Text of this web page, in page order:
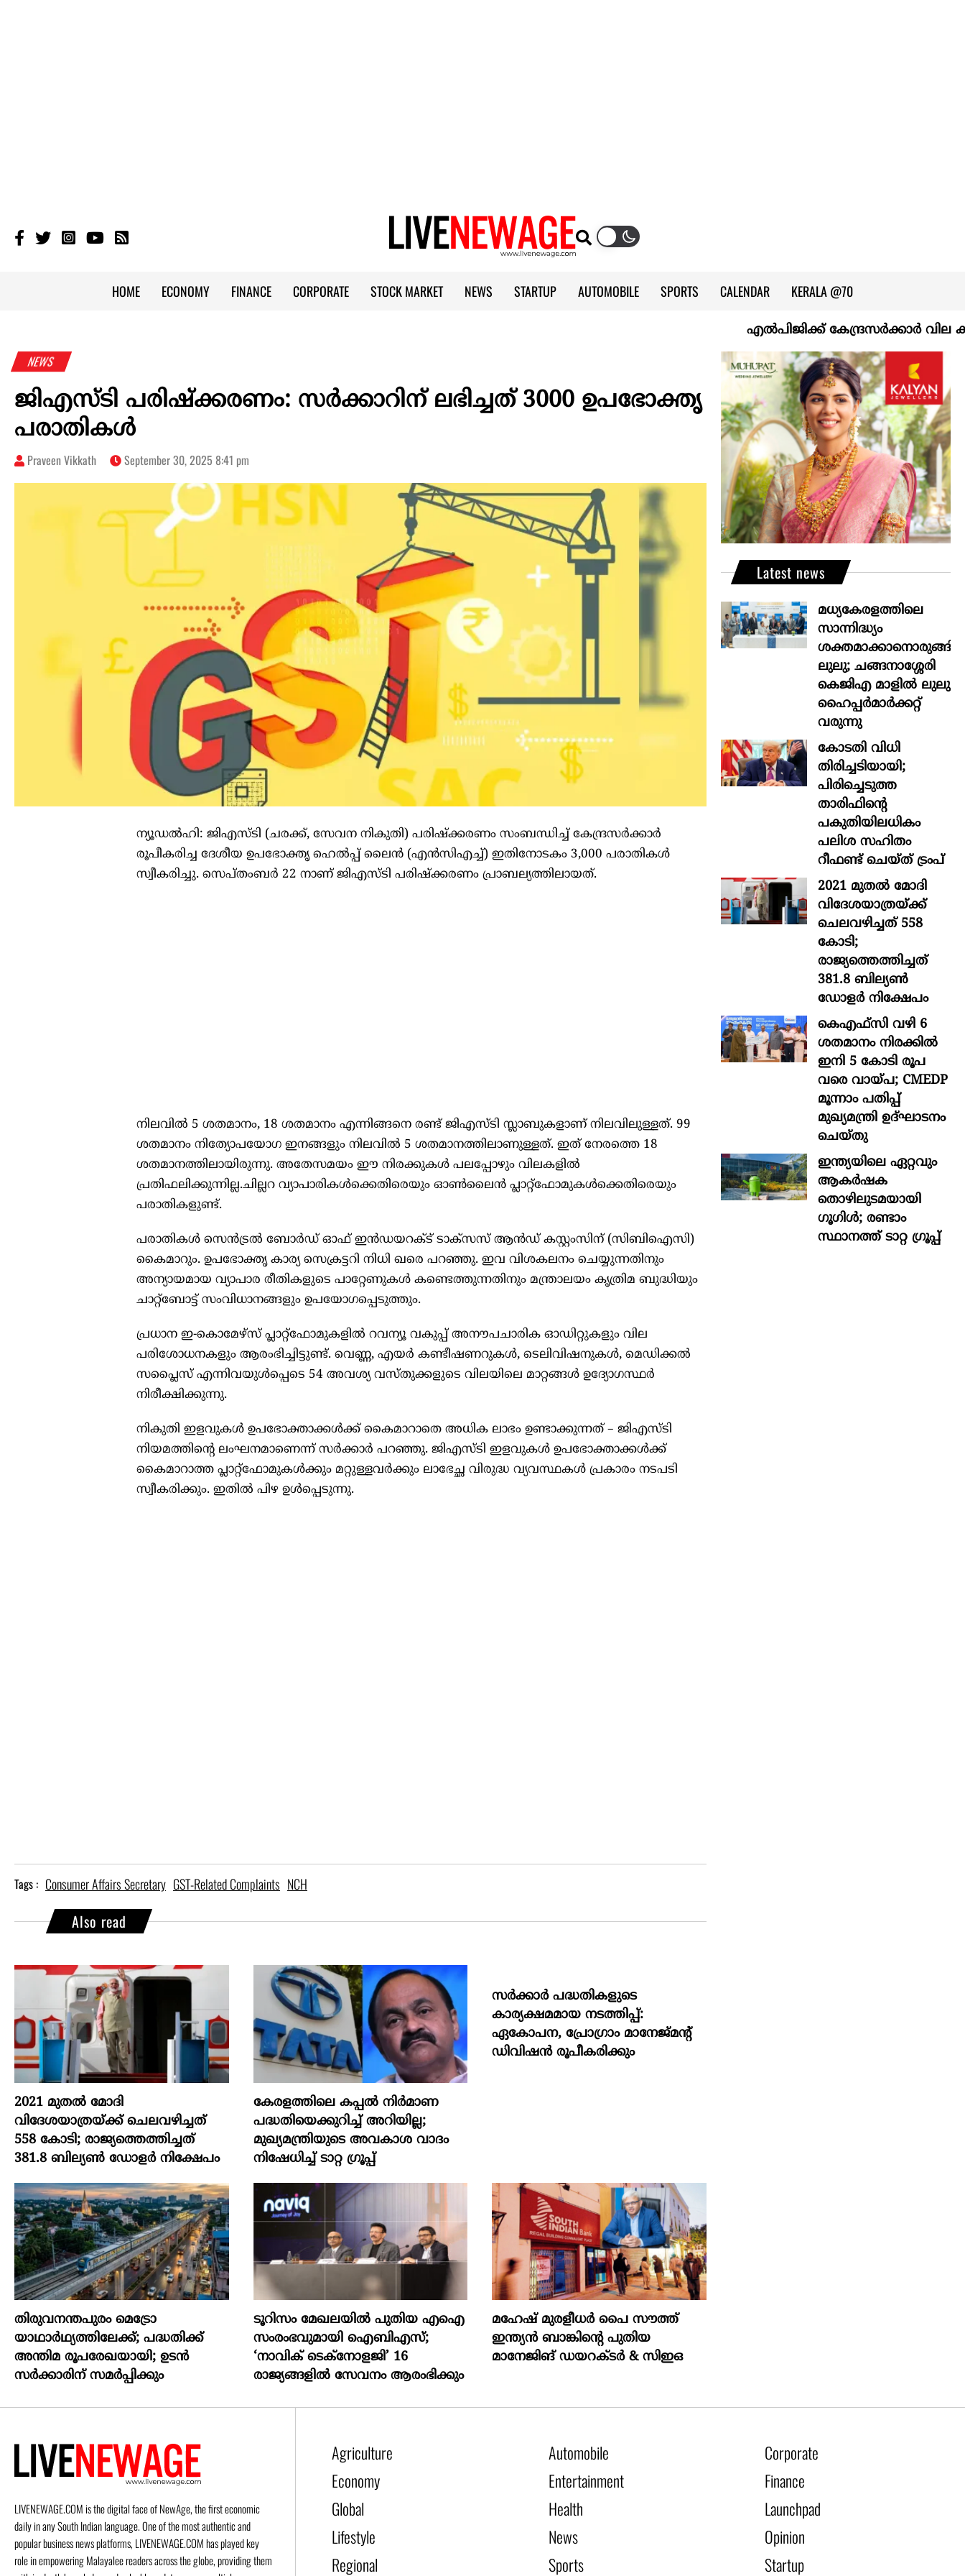
HOME ECONOMY FINANCE CORPORATE STOCK MARKET NEWS STARTUP AUTOMOBILE SPORTS CALENDAR KERALA @70
എല്‍പിജിക്ക് കേന്ദ്രസർക്കാർ വില
NEWS
ജിഎസ്ടി പരിഷ്‌ക്കരണം: സര്‍ക്കാറിന് ലഭിച്ചത് 3000 ഉപഭോക്തൃ
പരാതികള്‍
Praveen Vikkath September 30, 2025 8:41 pm
ന്യൂഡല്‍ഹി: ജിഎസ്ടി (ചരക്ക്, സേവന നികുതി) പരിഷ്‌ക്കരണം സംബന്ധിച്ച് കേന്ദ്രസര്‍ക്കാര്‍
രൂപീകരിച്ച ദേശീയ ഉപഭോക്തൃ ഹെല്‍പ്പ് ലൈന്‍ (എന്‍സിഎച്ച്) ഇതിനോടകം 3,000 പരാതികള്‍
സ്വീകരിച്ചു. സെപ്തംബര്‍ 22 നാണ് ജിഎസ്ടി പരിഷ്‌ക്കരണം പ്രാബല്യത്തിലായത്.
നിലവില്‍ 5 ശതമാനം, 18 ശതമാനം എന്നിങ്ങനെ രണ്ട് ജിഎസ്ടി സ്ലാബുകളാണ് നിലവിലുള്ളത്. 99
ശതമാനം നിത്യോപയോഗ ഇനങ്ങളും നിലവില്‍ 5 ശതമാനത്തിലാണുള്ളത്. ഇത് നേരത്തെ 18
ശതമാനത്തിലായിരുന്നു. അതേസമയം ഈ നിരക്കുകള്‍ പലപ്പോഴും വിലകളില്‍
പ്രതിഫലിക്കുന്നില്ല.ചില്ലറ വ്യാപാരികള്‍ക്കെതിരെയും ഓണ്‍ലൈന്‍ പ്ലാറ്റ്‌ഫോമുകള്‍ക്കെതിരെയും
പരാതികളുണ്ട്.
പരാതികള്‍ സെന്‍ട്രല്‍ ബോര്‍ഡ് ഓഫ് ഇന്‍ഡയറക്ട് ടാക്‌സസ് ആന്‍ഡ് കസ്റ്റംസിന് (സിബിഐസി)
കൈമാറും. ഉപഭോക്തൃ കാര്യ സെക്രട്ടറി നിധി ഖരെ പറഞ്ഞു. ഇവ വിശകലനം ചെയ്യുന്നതിനും
അന്യായമായ വ്യാപാര രീതികളുടെ പാറ്റേണുകള്‍ കണ്ടെത്തുന്നതിനും മന്ത്രാലയം കൃത്രിമ ബുദ്ധിയും
ചാറ്റ്‌ബോട്ട് സംവിധാനങ്ങളും ഉപയോഗപ്പെടുത്തും.
പ്രധാന ഇ-കൊമേഴ്സ് പ്ലാറ്റ്ഫോമുകളില്‍ റവന്യൂ വകുപ്പ് അനൗപചാരിക ഓഡിറ്റുകളും വില
പരിശോധനകളും ആരംഭിച്ചിട്ടുണ്ട്. വെണ്ണ, എയര്‍ കണ്ടീഷണറുകള്‍, ടെലിവിഷനുകള്‍, മെഡിക്കല്‍
സപ്ലൈസ് എന്നിവയുള്‍പ്പെടെ 54 അവശ്യ വസ്തുക്കളുടെ വിലയിലെ മാറ്റങ്ങള്‍ ഉദ്യോഗസ്ഥര്‍
നിരീക്ഷിക്കുന്നു.
നികുതി ഇളവുകള്‍ ഉപഭോക്താക്കള്‍ക്ക് കൈമാറാതെ അധിക ലാഭം ഉണ്ടാക്കുന്നത് – ജിഎസ്ടി
നിയമത്തിന്റെ ലംഘനമാണെന്ന് സര്‍ക്കാര്‍ പറഞ്ഞു. ജിഎസ്ടി ഇളവുകള്‍ ഉപഭോക്താക്കള്‍ക്ക്
കൈമാറാത്ത പ്ലാറ്റ്‌ഫോമുകള്‍ക്കും മറ്റുള്ളവര്‍ക്കും ലാഭേച്ഛ വിരുദ്ധ വ്യവസ്ഥകള്‍ പ്രകാരം നടപടി
സ്വീകരിക്കും. ഇതില്‍ പിഴ ഉള്‍പ്പെടുന്നു.
Tags : Consumer Affairs Secretary GST-Related Complaints NCH
Also read
2021 മുതൽ മോദി
വിദേശയാത്രയ്ക്ക് ചെലവഴിച്ചത്
558 കോടി; രാജ്യത്തെത്തിച്ചത്
381.8 ബില്യൺ ഡോളർ നിക്ഷേപം
കേരളത്തിലെ കപ്പൽ നിർമാണ
പദ്ധതിയെക്കുറിച്ച് അറിയില്ല;
മുഖ്യമന്ത്രിയുടെ അവകാശ വാദം
നിഷേധിച്ച് ടാറ്റ ഗ്രൂപ്പ്
സര്‍ക്കാര്‍ പദ്ധതികളുടെ
കാര്യക്ഷമമായ നടത്തിപ്പ്:
ഏകോപന, പ്രോഗ്രാം മാനേജ്മന്‍റ്
ഡിവിഷന്‍ രൂപീകരിക്കും
തിരുവനന്തപുരം മെട്രോ
യാഥാർഥ്യത്തിലേക്ക്; പദ്ധതിക്ക്
അന്തിമ രൂപരേഖയായി; ഉടൻ
സർക്കാരിന് സമർപ്പിക്കും
ടൂറിസം മേഖലയിൽ പുതിയ എഐ
സംരംഭവുമായി ഐബിഎസ്;
‘നാവിക് ടെക്‌നോളജി’ 16
രാജ്യങ്ങളിൽ സേവനം ആരംഭിക്കും
മഹേഷ് മുരളീധർ പൈ സൗത്ത്
ഇന്ത്യൻ ബാങ്കിന്റെ പുതിയ
മാനേജിങ് ഡയറക്ടർ & സിഇഒ
Latest news
മധ്യകേരളത്തിലെ
സാന്നിദ്ധ്യം
ശക്തമാക്കാനൊരുങ്ങി
ലുലു; ചങ്ങനാശ്ശേരി
കെജിഎ മാളിൽ ലുലു
ഹൈപ്പർമാർക്കറ്റ്
വരുന്നു
കോടതി വിധി
തിരിച്ചടിയായി;
പിരിച്ചെടുത്ത
താരിഫിന്‍റെ
പകുതിയിലധികം
പലിശ സഹിതം
റീഫണ്ട് ചെയ്ത് ട്രംപ്
2021 മുതൽ മോദി
വിദേശയാത്രയ്ക്ക്
ചെലവഴിച്ചത് 558
കോടി;
രാജ്യത്തെത്തിച്ചത്
381.8 ബില്യൺ
ഡോളർ നിക്ഷേപം
കെഎഫ്സി വഴി 6
ശതമാനം നിരക്കിൽ
ഇനി 5 കോടി രൂപ
വരെ വായ്പ; CMEDP
മൂന്നാം പതിപ്പ്
മുഖ്യമന്ത്രി ഉദ്ഘാടനം
ചെയ്തു
ഇന്ത്യയിലെ ഏറ്റവും
ആകര്‍ഷക
തൊഴിലുടമയായി
ഗൂഗിള്‍; രണ്ടാം
സ്ഥാനത്ത് ടാറ്റ ഗ്രൂപ്പ്
LIVENEWAGE.COM is the digital face of NewAge, the first economic
daily in any South Indian language. One of the most authentic and
popular business news platforms, LIVENEWAGE.COM has played key
role in empowering Malayalee readers across the globe, providing them
Agriculture Automobile
Corporate
Economy
Entertainment
Finance
Global
Health
Launchpad
Lifestyle
News
Opinion
Regional
Sports Startup